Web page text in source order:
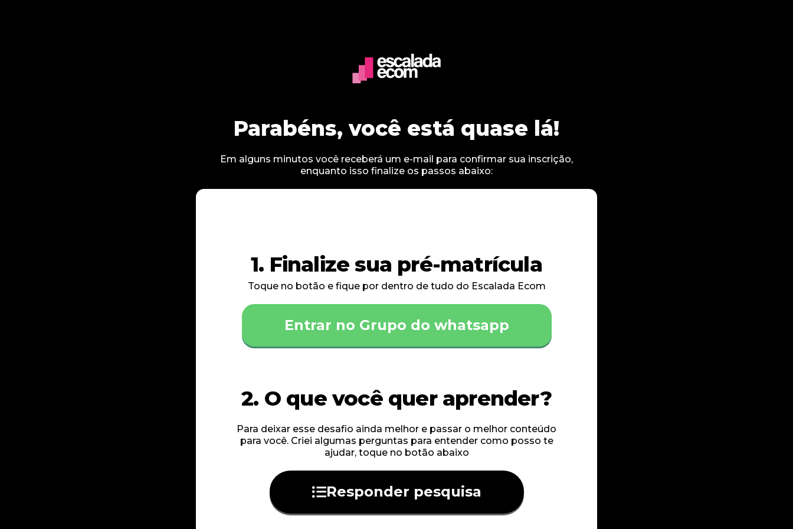
Parabéns, você está quase lá!
Em alguns minutos você receberá um e-mail para confirmar sua inscrição,
enquanto isso finalize os passos abaixo:
1. Finalize sua pré-matrícula
Toque no botão e fique por dentro de tudo do Escalada Ecom
Entrar no Grupo do whatsapp
2. O que você quer aprender?
Para deixar esse desafio ainda melhor e passar o melhor conteúdo
para você. Criei algumas perguntas para entender como posso te
ajudar, toque no botão abaixo
Responder pesquisa